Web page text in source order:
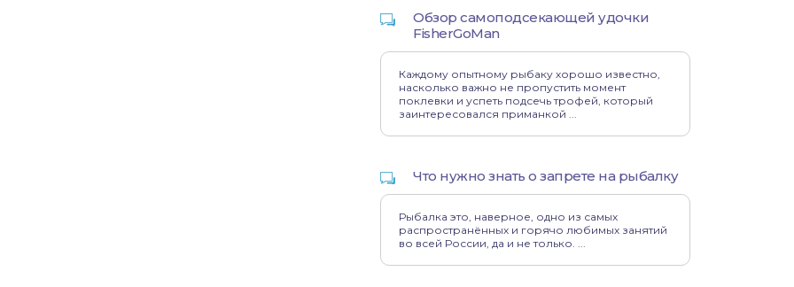
Обзор самоподсекающей удочки
FisherGoMan
Каждому опытному рыбаку хорошо известно,
насколько важно не пропустить момент
поклевки и успеть подсечь трофей, который
заинтересовался приманкой ...
Что нужно знать о запрете на рыбалку
Рыбалка это, наверное, одно из самых
распространённых и горячо любимых занятий
во всей России, да и не только. ...